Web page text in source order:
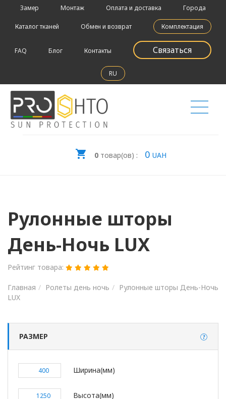
Замер Монтаж Оплата и доставка Города
Каталог тканей Обмен и возврат Комплектация
FAQ Блог Контакты Связаться
RU
0товар(ов) : 0 UAH
Рулонные шторы
День-Ночь LUX
Рейтинг товара:
Главная Ролеты день ночь
Рулонные шторы День-Ночь
LUX
РАЗМЕР
Ширинa(мм)
Высота(мм)